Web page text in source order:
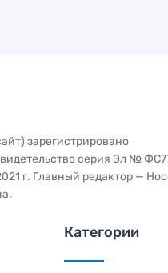
зарегистрировано
серия Эл №
г. Главный редактор —
Категории